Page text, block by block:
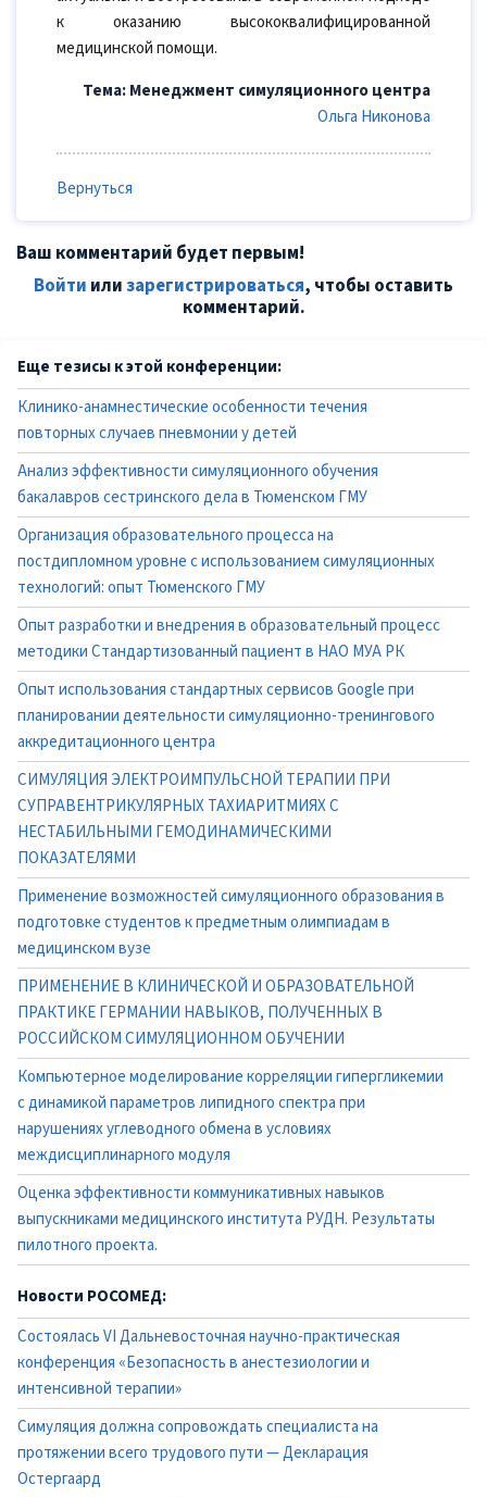
к оказанию высококвалифицированной
медицинской помощи.
Тема: Менеджмент симуляционного центра
Ольга Никонова
Вернуться
Ваш комментарий будет первым!
Войти илизарегистрироваться, чтобы оставить
комментарий.
Еще тезисы к этой конференции:
Клинико-анамнестические особенности течения
повторных случаев пневмонии у детей
Анализ эффективности симуляционного обучения
бакалавров сестринского дела в Тюменском ГМУ
Организация образовательного процесса на
постдипломном уровне с использованием симуляционных
технологий: опыт Тюменского ГМУ
Опыт разработки и внедрения в образовательный процесс
методики Стандартизованный пациент в НАО МУА РК
Опыт использования стандартных сервисов Google при
планировании деятельности симуляционно-тренингового
аккредитационного центра
СИМУЛЯЦИЯ ЭЛЕКТРОИМПУЛЬСНОЙ ТЕРАПИИ ПРИ
СУПРАВЕНТРИКУЛЯРНЫХ ТАХИАРИТМИЯХ С
НЕСТАБИЛЬНЫМИ ГЕМОДИНАМИЧЕСКИМИ
ПОКАЗАТЕЛЯМИ
Применение возможностей симуляционного образования в
подготовке студентов к предметным олимпиадам в
медицинском вузе
ПРИМЕНЕНИЕ В КЛИНИЧЕСКОЙ И ОБРАЗОВАТЕЛЬНОЙ
ПРАКТИКЕ ГЕРМАНИИ НАВЫКОВ, ПОЛУЧЕННЫХ В
РОССИЙСКОМ СИМУЛЯЦИОННОМ ОБУЧЕНИИ
Компьютерное моделирование корреляции гипергликемии
с динамикой параметров липидного спектра при
нарушениях углеводного обмена в условиях
междисциплинарного модуля
Оценка эффективности коммуникативных навыков
выпускниками медицинского института РУДН. Результаты
пилотного проекта.
Новости РОСОМЕД:
Состоялась VI Дальневосточная научно-практическая
конференция «Безопасность в анестезиологии и
интенсивной терапии»
Симуляция должна сопровождать специалиста на
протяжении всего трудового пути — Декларация
Остергаард